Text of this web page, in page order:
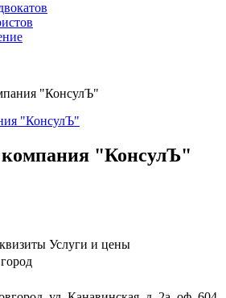
"КонсулЪ"
"КонсулЪ"
Услуги и цены